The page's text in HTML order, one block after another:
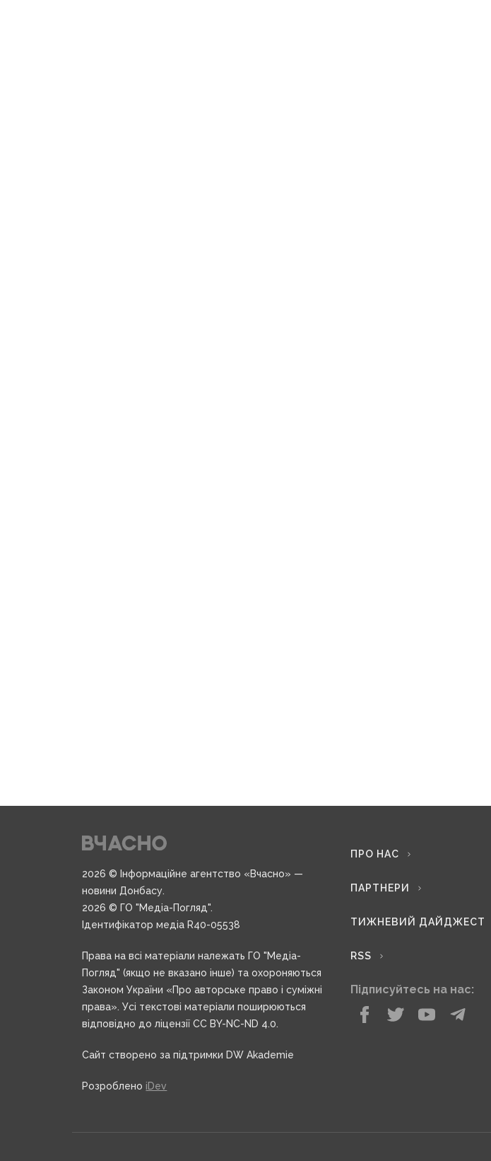
2026 © Інформаційне агентство «Вчасно» —
новини Донбасу.
2026 © ГО "Медіа-Погляд".
Ідентифікатор медіа R40-05538
Права на всі матеріали належать ГО "Медіа-
Погляд" (якщо не вказано інше) та охороняються
Законом України «Про авторське право і суміжні
права». Усі текстові матеріали поширюються
відповідно до ліцензії CC BY-NC-ND 4.0.
Сайт створено за підтримки DW Akademie
Розроблено iDev
ПРО НАС
ПАРТНЕРИ
ТИЖНЕВИЙ ДАЙДЖЕСТ
RSS
Підписуйтесь на нас: